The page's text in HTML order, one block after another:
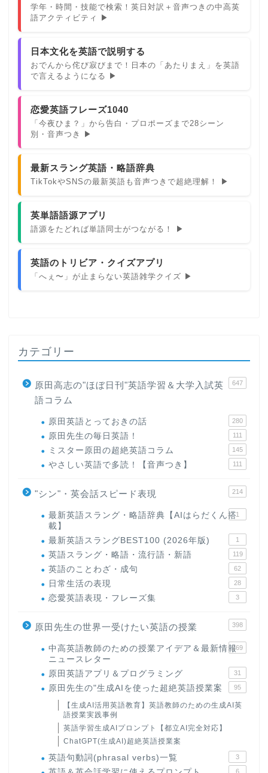
学年・時間・技能で検索！英日対訳＋音声つきの中高英
語アクティビティ ▶
日本文化を英語で説明する
おでんから侘び寂びまで！日本の「あたりまえ」を英語
で言えるようになる ▶
恋愛英語フレーズ1040
「今夜ひま？」から告白・プロポーズまで28シーン
別・音声つき ▶
最新スラング英語・略語辞典
TikTokやSNSの最新英語も音声つきで超絶理解！ ▶
英単語語源アプリ
語源をたどれば単語同士がつながる！ ▶
英語のトリビア・クイズアプリ
「へぇ〜」が止まらない英語雑学クイズ ▶
カテゴリー
原田高志の"ほぼ日刊"英語学習＆大学入試英
語コラム
647
原田英語とっておきの話 280
原田先生の毎日英語！ 111
ミスター原田の超絶英語コラム 145
やさしい英語で多読！【音声つき】 111
"シン"・英会話スピード表現 214
最新英語スラング・略語辞典【AIはらだくん搭
載】
1
最新英語スラングBEST100 (2026年版) 1
英語スラング・略語・流行語・新語 119
英語のことわざ・成句 62
日常生活の表現 28
恋愛英語表現・フレーズ集 3
原田先生の世界一受けたい英語の授業 398
中高英語教師のための授業アイデア＆最新情報
ニュースレター
169
原田英語アプリ＆プログラミング 31
原田先生の"生成AIを使った超絶英語授業案 95
【生成AI活用英語教育】英語教師のための生成AI英
語授業実践事例
英語学習生成AIプロンプト【都立AI完全対応】
ChatGPT(生成AI)超絶英語授業案
英語句動詞(phrasal verbs)一覧 3
6